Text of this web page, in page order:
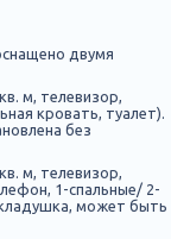
двумя
м, телевизор,
кровать, туалет).
без
м, телевизор,
1-спальные/ 2-
может быть